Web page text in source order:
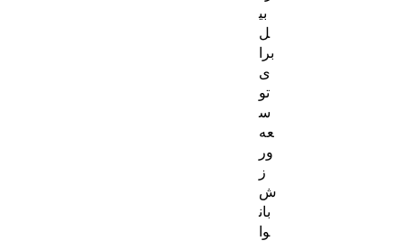
بی
ل
برا
ی
تو
س
عه
ور
ز
ش
بان
وا